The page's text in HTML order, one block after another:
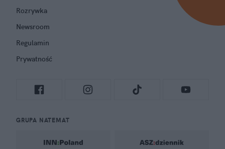
Rozrywka
Newsroom
Regulamin
Prywatność
GRUPA NATEMAT